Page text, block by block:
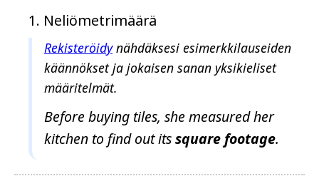
y
t
y
t
Neliömetrimäärä
Rekisteröidynähdäksesi esimerkkilauseiden
käännökset ja jokaisen sanan yksikieliset
määritelmät.
Before buying tiles, she measured her
kitchen to find out itssquarefootage.